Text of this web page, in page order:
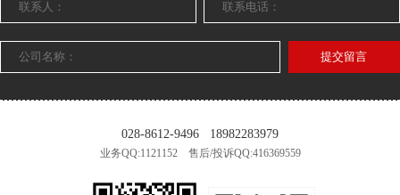
提交留言
028-8612-9496 18982283979
业务QQ:1121152 售后/投诉QQ:416369559